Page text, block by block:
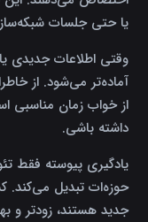
یا حتی جلسات
وقتی اطلاعات جدیدی
آماده‌تر می‌شود. از
از خواب زمان مناسبی
داشته باشی.
یادگیری پیوسته فقط
حوزه‌ات تبدیل می‌کند.
جدید هستند، زودتر